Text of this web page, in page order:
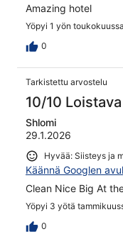
Amazing hotel
Yöpyi 1 yön
0
Tarkistettu arvostelu
10/10 Loistava
Shlomi
29.1.2026
Hyvää: Siisteys ja
Käännä Googlen
Clean Nice Big At
Yöpyi 3 yötä
0